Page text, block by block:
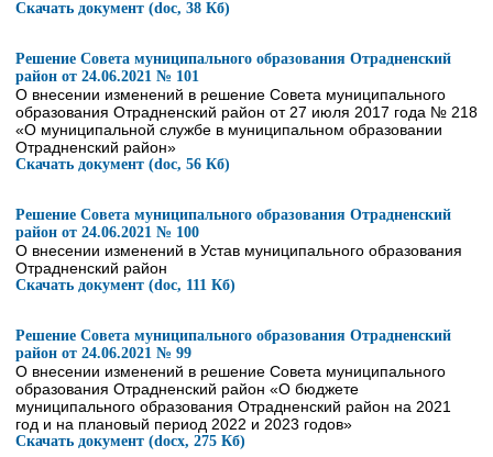
Скачать документ (doc, 38 Кб)
Решение Совета муниципального образования Отрадненский
район от 24.06.2021 № 101
О внесении изменений в решение Совета муниципального
образования Отрадненский район от 27 июля 2017 года № 218
«О муниципальной службе в муниципальном образовании
Отрадненский район»
Скачать документ (doc, 56 Кб)
Решение Совета муниципального образования Отрадненский
район от 24.06.2021 № 100
О внесении изменений в Устав муниципального образования
Отрадненский район
Скачать документ (doc, 111 Кб)
Решение Совета муниципального образования Отрадненский
район от 24.06.2021 № 99
О внесении изменений в решение Совета муниципального
образования Отрадненский район «О бюджете
муниципального образования Отрадненский район на 2021
год и на плановый период 2022 и 2023 годов»
Скачать документ (docx, 275 Кб)